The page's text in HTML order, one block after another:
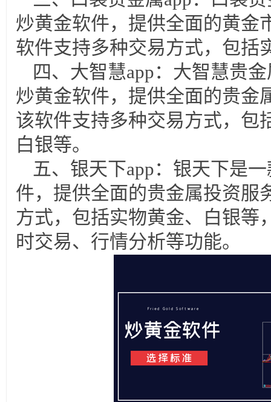
炒黄金软件，提供全面的黄金
软件支持多种交易方式，包括
四、大智慧app：大智慧贵
炒黄金软件，提供全面的贵金
该软件支持多种交易方式，包
白银等。
五、银天下app：银天下是
件，提供全面的贵金属投资服
方式，包括实物黄金、白银等
时交易、行情分析等功能。